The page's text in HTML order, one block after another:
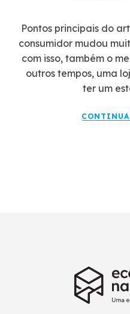
Pontos principais do
consumidor mudou
com isso, também o
outros tempos, uma
ter um